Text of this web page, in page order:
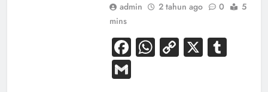
admin 2 tahun ago 0
5
mins
Facebook
WhatsApp
Copy
X
Gmail